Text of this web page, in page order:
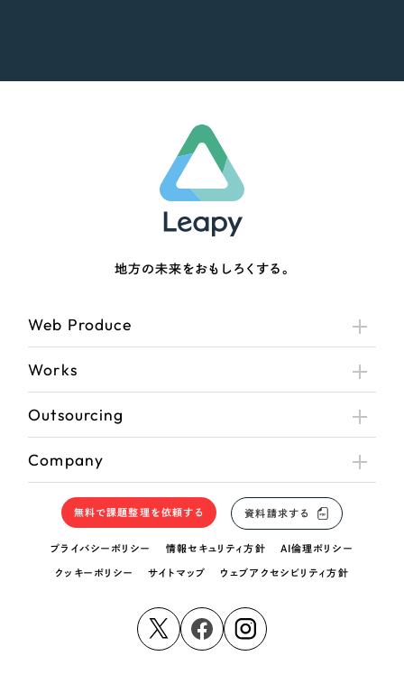
地方の未来をおもしろくする。
Web Produce
Works
Outsourcing
Company
無料で課題整理を依頼する 資料請求する
プライバシーポリシー 情報セキュリティ方針 AI倫理ポリシー
クッキーポリシー サイトマップ ウェブアクセシビリティ方針